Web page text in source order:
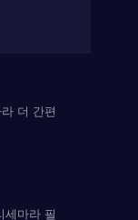
더 간편
세마라 필